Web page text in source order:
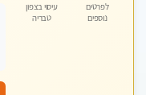
לפרטים
נוספים
עיסוי בצפון
טבריה